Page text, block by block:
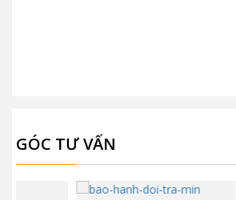
GÓC TƯ VẤN